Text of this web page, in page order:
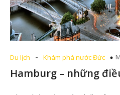
Du lịch - Khám phá nước Đức
Hamburg – những